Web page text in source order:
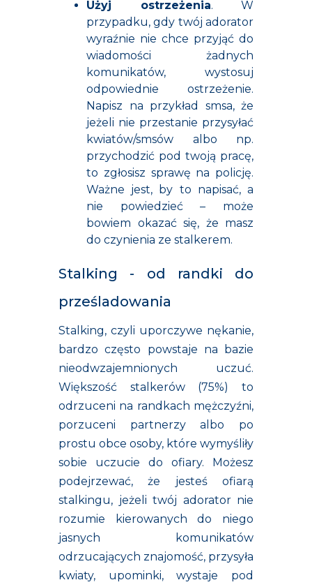
Użyj ostrzeżenia. W
przypadku, gdy twój adorator
wyraźnie nie chce przyjąć do
wiadomości żadnych
komunikatów, wystosuj
odpowiednie ostrzeżenie.
Napisz na przykład smsa, że
jeżeli nie przestanie przysyłać
kwiatów/smsów albo np.
przychodzić pod twoją pracę,
to zgłosisz sprawę na policję.
Ważne jest, by to napisać, a
nie powiedzieć – może
bowiem okazać się, że masz
do czynienia ze stalkerem.
Stalking - od randki do
prześladowania
Stalking, czyli uporczywe nękanie,
bardzo często powstaje na bazie
nieodwzajemnionych uczuć.
Większość stalkerów (75%) to
odrzuceni na randkach mężczyźni,
porzuceni partnerzy albo po
prostu obce osoby, które wymyśliły
sobie uczucie do ofiary. Możesz
podejrzewać, że jesteś ofiarą
stalkingu, jeżeli twój adorator nie
rozumie kierowanych do niego
jasnych komunikatów
odrzucających znajomość, przysyła
kwiaty, upominki, wystaje pod